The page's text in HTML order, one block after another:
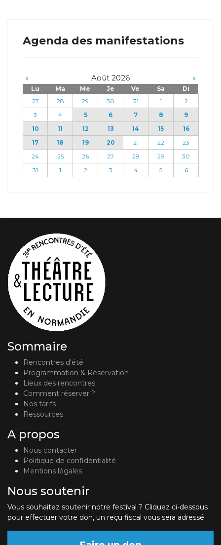
Agenda des manifestations
« Août 2026 »
Lu Ma Me Je Ve Sa
Di
27
28 29 30 31 1
2
3
4 5 6 7 8
9
10
11 12 13 14 15
16
17
18 19 20 21 22
23
24
25 26 27 28 29
30
31
1 2 3 4 5 6
Sommaire
Rencontres d'été
Programmation & Réservation
Lieux des rencontres
Comment réserver ?
Nos tarifs
Ressources
A propos
Nous contacter
Politique de confidentialité
Mentions légales
Nous soutenir
Vous souhaitez soutenir notre festival ? Cliquez ci-dessous
pour effectuer votre don, un reçu fiscal vous sera adressé.